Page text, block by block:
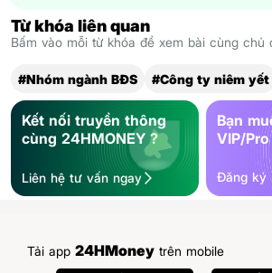
Từ khóa liên quan
Bấm vào mỗi từ khóa để xem bài cùng chủ
#Nhóm ngành BĐS #Công ty niêm yết
Kết nối truyền thông
cùng 24HMONEY ?
Liên hệ tư vấn ngay
Bạn
VIP/
Đăng ký
Tải app 24HMoney trên mobile